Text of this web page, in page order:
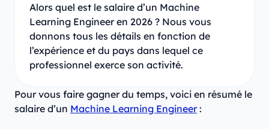
Alors quel est le salaire d’un Machine
Learning Engineer en 2026 ? Nous vous
donnons tous les détails en fonction de
l’expérience et du pays dans lequel ce
professionnel exerce son activité.
Pour vous faire gagner du temps, voici en résumé le
salaire d’un Machine Learning Engineer: